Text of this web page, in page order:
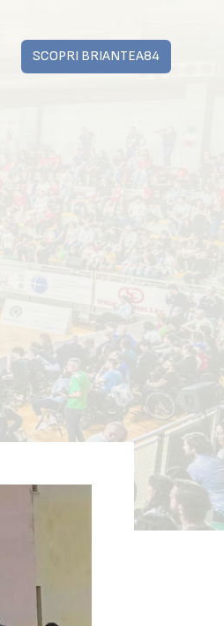
SCOPRI BRIANTEA84